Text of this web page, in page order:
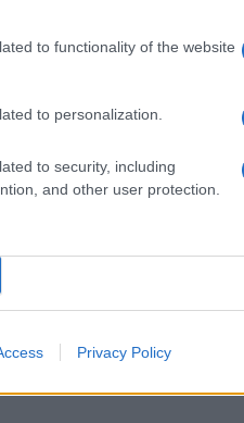
to functionality of the website
to personalization.
to security, including
and other user protection.
Privacy Policy
των εισαγωγών
της
την ίδια ώρα
θα βοηθήσει
Τσι